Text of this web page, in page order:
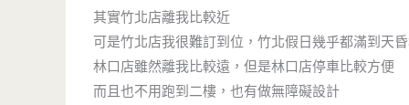
其實竹北店離我比較近
可是竹北店我很難訂到位，竹北假日幾乎都滿到天
林口店雖然離我比較遠，但是林口店停車比較方便
而且也不用跑到二樓，也有做無障礙設計